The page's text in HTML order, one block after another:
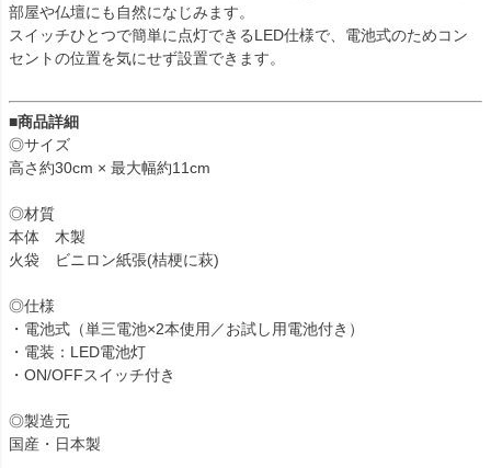
部屋や仏壇にも自然になじみます。
スイッチひとつで簡単に点灯できるLED仕様で、電池式のためコン
セントの位置を気にせず設置できます。
■商品詳細
◎サイズ
高さ約30cm × 最大幅約11cm
◎材質
本体 木製
火袋 ビニロン紙張(桔梗に萩)
◎仕様
・電池式（単三電池×2本使用／お試し用電池付き）
・電装：LED電池灯
・ON/OFFスイッチ付き
◎製造元
国産・日本製